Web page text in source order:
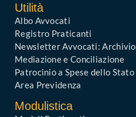
Utilità
Albo Avvocati
Registro Praticanti
Newsletter Avvocati: Archivio
Mediazione e Conciliazione
Patrocinio a Spese dello Stato
Area Previdenza
Modulistica